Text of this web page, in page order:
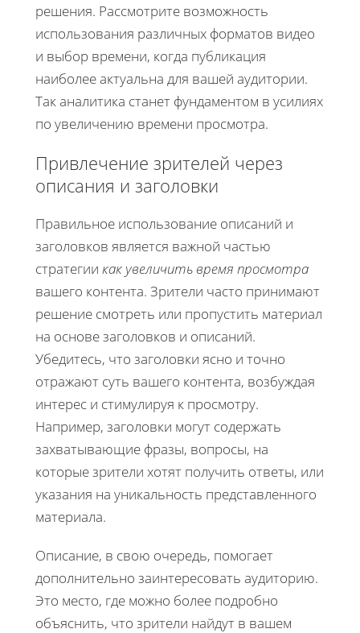
решения. Рассмотрите возможность
использования различных форматов видео
и выбор времени, когда публикация
наиболее актуальна для вашей аудитории.
Так аналитика станет фундаментом в усилиях
по увеличению времени просмотра.
Привлечение зрителей через
описания и заголовки
Правильное использование описаний и
заголовков является важной частью
стратегии как увеличить время просмотра
вашего контента. Зрители часто принимают
решение смотреть или пропустить материал
на основе заголовков и описаний.
Убедитесь, что заголовки ясно и точно
отражают суть вашего контента, возбуждая
интерес и стимулируя к просмотру.
Например, заголовки могут содержать
захватывающие фразы, вопросы, на
которые зрители хотят получить ответы, или
указания на уникальность представленного
материала.
Описание, в свою очередь, помогает
дополнительно заинтересовать аудиторию.
Это место, где можно более подробно
объяснить, что зрители найдут в вашем